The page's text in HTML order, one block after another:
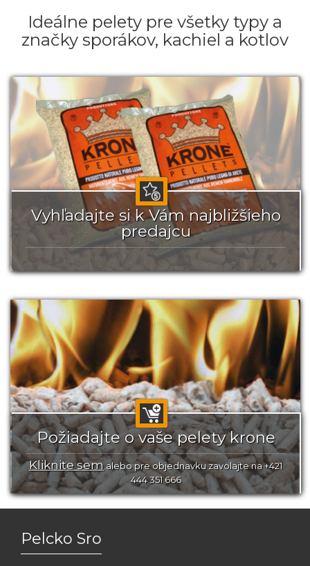
Ideálne pelety pre všetky typy a
značky sporákov, kachiel a kotlov
Vyhľadajte si k Vám najbližšieho
predajcu
Požiadajte o vaše pelety krone
Kliknite semalebo pre objednavku zavolajte na +421
444 351 666
Pelcko Sro